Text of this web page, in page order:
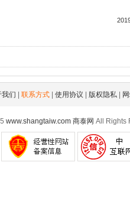
我们 联系方式 使用协议 版权隐私
www.shangtaiw.com 商泰网 All Rights